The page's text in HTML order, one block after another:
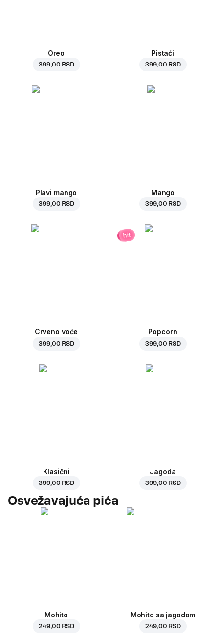
Oreo
399,00 RSD
Pistaći
399,00 RSD
Plavi mango
399,00 RSD
Mango
399,00 RSD
Crveno voće
399,00 RSD
hit
Popcorn
399,00 RSD
Klasični
399,00 RSD
Jagoda
399,00 RSD
Osvežavajuća pića
Mohito
249,00 RSD
Mohito sa jagodom
249,00 RSD